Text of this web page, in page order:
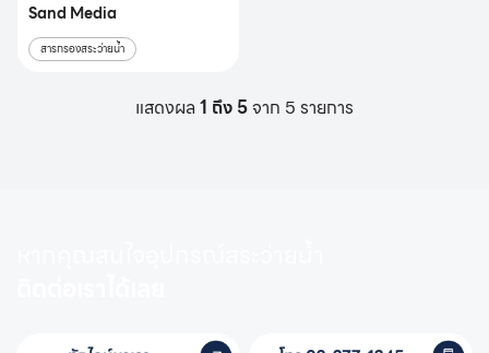
Sand Media
สารกรองสระว่ายน้ำ
แสดงผล 1 ถึง 5จาก 5 รายการ